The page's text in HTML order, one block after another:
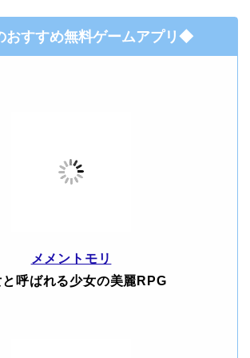
すすめ無料ゲームアプリ◆
メメントモリ
と呼ばれる少女の美麗RPG